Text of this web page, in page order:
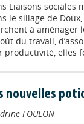
Liaisons sociales
le sillage de
à aménager
du travail,
productivité, elles
nouvelles
FOULON